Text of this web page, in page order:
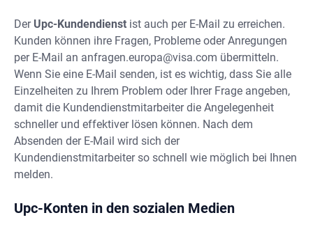
Der Upc-Kundendienst ist auch per E-Mail zu erreichen.
Kunden können ihre Fragen, Probleme oder Anregungen
per E-Mail an anfragen.europa@visa.com übermitteln.
Wenn Sie eine E-Mail senden, ist es wichtig, dass Sie alle
Einzelheiten zu Ihrem Problem oder Ihrer Frage angeben,
damit die Kundendienstmitarbeiter die Angelegenheit
schneller und effektiver lösen können. Nach dem
Absenden der E-Mail wird sich der
Kundendienstmitarbeiter so schnell wie möglich bei Ihnen
melden.
Upc-Konten in den sozialen Medien